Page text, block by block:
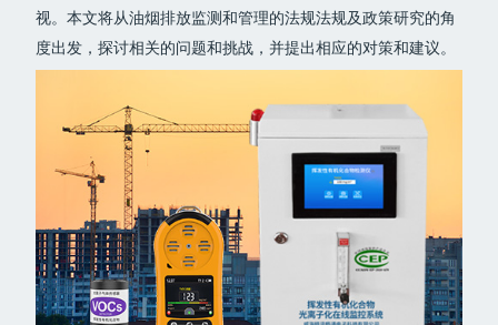
视。本文将从油烟排放监测和管理的法规法规及政策研究的角
度出发，探讨相关的问题和挑战，并提出相应的对策和建议。